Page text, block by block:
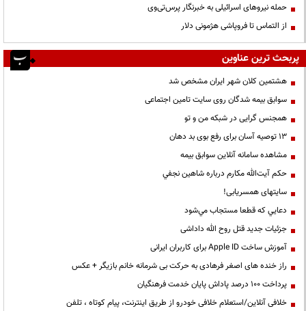
حمله نیروهای اسرائیلی به خبرنگار پرس‌تی‌وی
از التماس تا فروپاشی هژمونی دلار
پربحث ترین عناوین
هشتمین کلان شهر ایران مشخص شد
سوابق بیمه شدگان روی سایت تامین اجتماعی
همجنس گرایی در شبکه من و تو
13 توصیه آسان برای رفع بوی بد دهان
مشاهده سامانه آنلاين سوابق بیمه
حكم آيت‌الله مكارم درباره شاهين نجفي
سایتهای همسریابی!
دعايي كه قطعا مستجاب مي‌شود
جزئیات جدید قتل روح الله داداشی
آموزش ساخت Apple ID برای کاربران ایرانی
راز خنده های اصغر فرهادی به حرکت بی شرمانه خانم بازیگر + عکس
پرداخت ۱۰۰ درصد پاداش پایان خدمت فرهنگیان
خلافی آنلاین/استعلام خلافی خودرو از طریق اینترنت، پیام کوتاه ، تلفن